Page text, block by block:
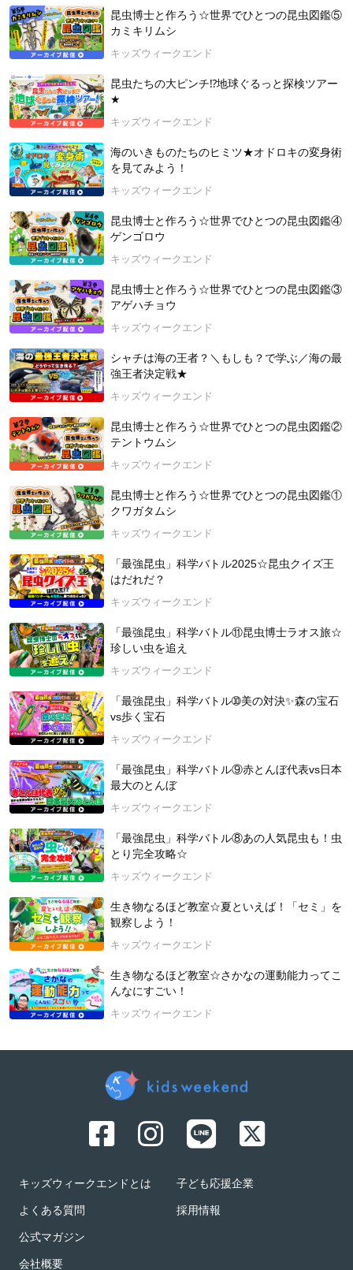
③：オリジナルキャラクターを完成させよう！
④：オリジナルキャラクターを動かしてみよう！
▼第二章：複数のキャラを設定して動かしてみよう！
⑤：４つの役割を理解しよう！〜①主人公／②仲間／③ライバ
ル／④メンター（師匠）
⑥：４つの役割〜②仲間のキャラを作ろう！
⑦：４つの役割〜④メンター（師匠）のキャラを作ろう！
⑧：４つの役割〜③ライバルのキャラを作ろう！
▼第三章：ストーリーを作ってみよう！
⑨：ストーリー作りを学ぼう！ ２コマまんが
⑩：ストーリーのシナリオを書いてみよう！
⑪：ストーリーマンガを描いてみよう！ ４コマ〜６コマ
⑫：ストーリーマンガを完成させよう！（自由創作）
＼人気シリーズ「まんが家になろう✏️』／
新しい時代を生きる力！描く力で自分の「未来」を切り拓こ
先生の新シリーズ授業！絵を描く力は、子どもたちの未来への
アイデアを引き出します！絵が得意な子もそうでない子も、皆
さんが対象です。「絵を描く」（右脳）＋「言葉で考える」
（左脳）の組み合わせで、自分の未来を創造する力が育ちま
す！
【講師紹介】
松田 純先生（内閣府支援『まんが教育プロジェクト』代表、一
般社団法人 国際まんが教育協会代表理事、株式会社月笛クリ
エイションズ代表取締役、桃山学院大学客員教授）
1977年熊本県生まれ。「イラスト思考」の開発者であり、イメ
ージとストーリーを使ったビジネスコミュニケーションの専門
家。大学在学中に角川書店よりまんが家デビュー。その後、ト
ヨタ自動車・三菱商事などの大手企業や教育機関との連携でま
んが教育コンテンツの製作を手掛け、『７つの習慣』のまんが
講座企画も担当する。多くの企業や経営者に「イラスト思考」
動にも精力的に取り組む。禅の体験をベースにまんがの思考法
を融合させた教育メソッド「まんが教育」を提唱し、日本発の
キャリア教育として、全国で60校を超える小学校～大学をはじ
として、学生時代から円覚寺派の臨済禅道場（人間禅）で２０
年間禅の修行を続けている。号は大愚。
https://illustshikou.com/
2024年9月23日 開催
昆虫博士と作ろう☆世界でひとつの昆虫図鑑⑤
カミキリムシ
キッズウィークエンド
昆虫たちの大ピンチ⁉地球ぐるっと探検ツアー
★
キッズウィークエンド
海のいきものたちのヒミツ★オドロキの変身術
を見てみよう！
キッズウィークエンド
昆虫博士と作ろう☆世界でひとつの昆虫図鑑④
ゲンゴロウ
キッズウィークエンド
昆虫博士と作ろう☆世界でひとつの昆虫図鑑③
アゲハチョウ
キッズウィークエンド
シャチは海の王者？＼もしも？で学ぶ／海の最
強王者決定戦★
キッズウィークエンド
昆虫博士と作ろう☆世界でひとつの昆虫図鑑②
テントウムシ
キッズウィークエンド
昆虫博士と作ろう☆世界でひとつの昆虫図鑑①
クワガタムシ
キッズウィークエンド
「最強昆虫」科学バトル2025☆昆虫クイズ王
はだれだ？
キッズウィークエンド
「最強昆虫」科学バトル⑪昆虫博士ラオス旅☆
珍しい虫を追え
キッズウィークエンド
「最強昆虫」科学バトル➉美の対決✨森の宝石
vs歩く宝石
キッズウィークエンド
「最強昆虫」科学バトル⑨赤とんぼ代表vs日本
最大のとんぼ
キッズウィークエンド
「最強昆虫」科学バトル⑧あの人気昆虫も！虫
とり完全攻略☆
キッズウィークエンド
生き物なるほど教室☆夏といえば！「セミ」を
観察しよう！
キッズウィークエンド
生き物なるほど教室☆さかなの運動能力ってこ
んなにすごい！
キッズウィークエンド
キッズウィークエンドとは
よくある質問
公式マガジン
会社概要
子ども応援企業
採用情報